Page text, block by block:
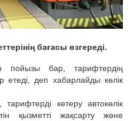
бағасы өзгереді.
пойызы бар, тарифтердің
етеді, деп хабарлайды көлік
көтеру автокөлік
қызметті жақсарту және